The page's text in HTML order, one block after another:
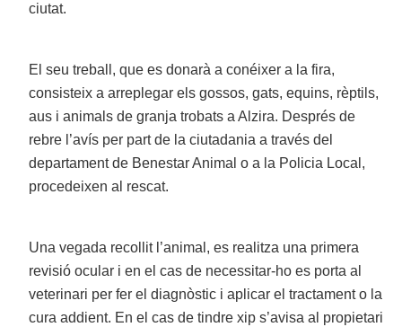
ciutat.
El seu treball, que es donarà a conéixer a la fira,
consisteix a arreplegar els gossos, gats, equins, rèptils,
aus i animals de granja trobats a Alzira. Després de
rebre l’avís per part de la ciutadania a través del
departament de Benestar Animal o a la Policia Local,
procedeixen al rescat.
Una vegada recollit l’animal, es realitza una primera
revisió ocular i en el cas de necessitar-ho es porta al
veterinari per fer el diagnòstic i aplicar el tractament o la
cura addient. En el cas de tindre xip s’avisa al propietari